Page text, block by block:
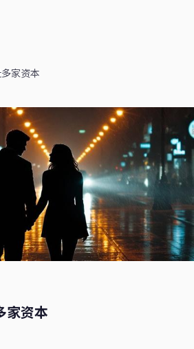
家资本
家资本